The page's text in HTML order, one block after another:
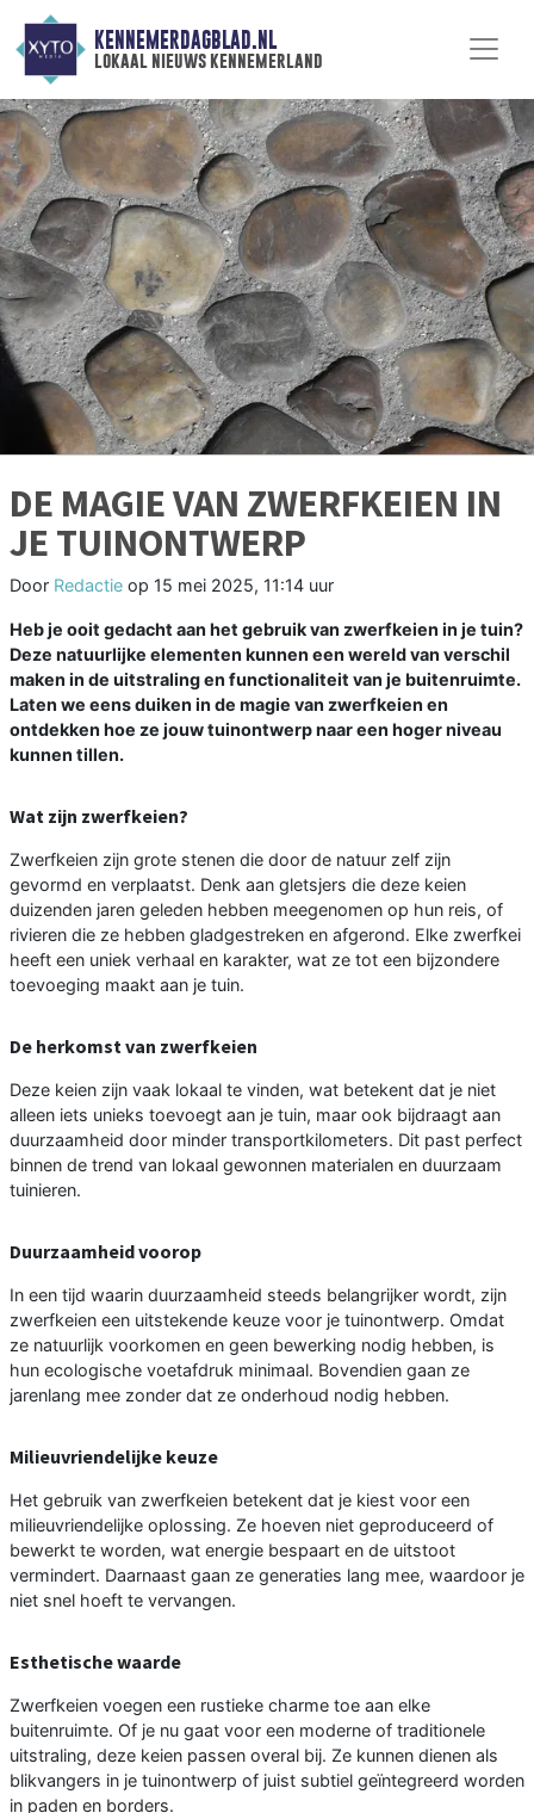
KENNEMERDAGBLAD.NL
lokaal nieuws kennemerland
DE MAGIE VAN ZWERFKEIEN IN
JE TUINONTWERP
Door Redactie op 15 mei 2025, 11:14 uur
Heb je ooit gedacht aan het gebruik van zwerfkeien in je tuin?
Deze natuurlijke elementen kunnen een wereld van verschil
maken in de uitstraling en functionaliteit van je buitenruimte.
Laten we eens duiken in de magie van zwerfkeien en
ontdekken hoe ze jouw tuinontwerp naar een hoger niveau
kunnen tillen.
Wat zijn zwerfkeien?
Zwerfkeien zijn grote stenen die door de natuur zelf zijn
gevormd en verplaatst. Denk aan gletsjers die deze keien
duizenden jaren geleden hebben meegenomen op hun reis, of
rivieren die ze hebben gladgestreken en afgerond. Elke zwerfkei
heeft een uniek verhaal en karakter, wat ze tot een bijzondere
toevoeging maakt aan je tuin.
De herkomst van zwerfkeien
Deze keien zijn vaak lokaal te vinden, wat betekent dat je niet
alleen iets unieks toevoegt aan je tuin, maar ook bijdraagt aan
duurzaamheid door minder transportkilometers. Dit past perfect
binnen de trend van lokaal gewonnen materialen en duurzaam
tuinieren.
Duurzaamheid voorop
In een tijd waarin duurzaamheid steeds belangrijker wordt, zijn
zwerfkeien een uitstekende keuze voor je tuinontwerp. Omdat
ze natuurlijk voorkomen en geen bewerking nodig hebben, is
hun ecologische voetafdruk minimaal. Bovendien gaan ze
jarenlang mee zonder dat ze onderhoud nodig hebben.
Milieuvriendelijke keuze
Het gebruik van zwerfkeien betekent dat je kiest voor een
milieuvriendelijke oplossing. Ze hoeven niet geproduceerd of
bewerkt te worden, wat energie bespaart en de uitstoot
vermindert. Daarnaast gaan ze generaties lang mee, waardoor je
niet snel hoeft te vervangen.
Esthetische waarde
Zwerfkeien voegen een rustieke charme toe aan elke
buitenruimte. Of je nu gaat voor een moderne of traditionele
uitstraling, deze keien passen overal bij. Ze kunnen dienen als
blikvangers in je tuinontwerp of juist subtiel geïntegreerd worden
in paden en borders.